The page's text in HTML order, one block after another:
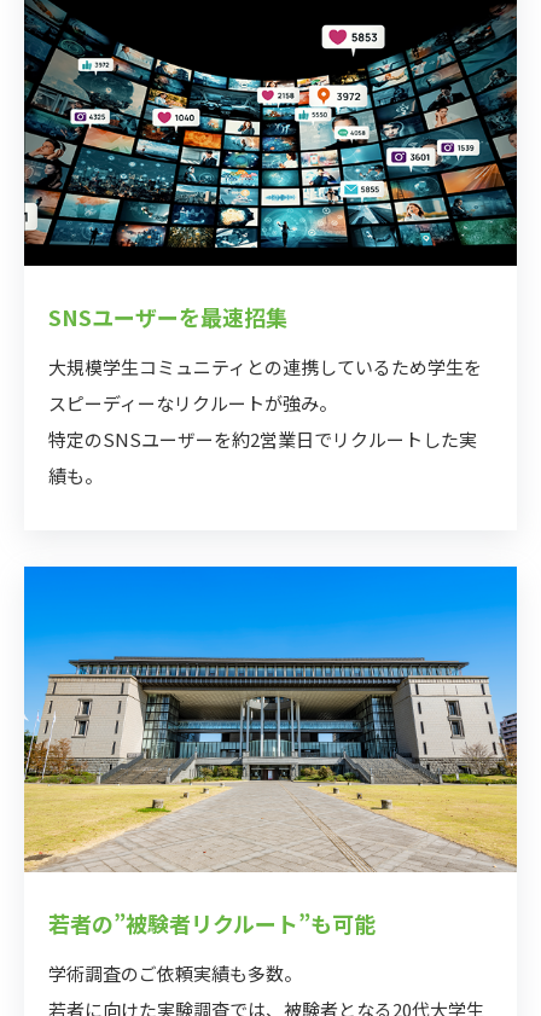
SNSユーザーを最速招集
⼤規模学⽣コミュニティとの連携しているため学⽣を
スピーディーなリクルートが強み。
特定のSNSユーザーを約2営業⽇でリクルートした実
績も。
若者の”被験者リクルート”も可能
学術調査のご依頼実績も多数。
若者に向けた実験調査では、被験者となる20代⼤学⽣